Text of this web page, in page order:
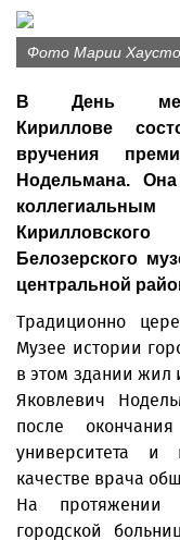
Фото Марии
В День
Кириллове
вручения
Нодельмана.
Белозерского
центральной
Традиционно
Музее истории
в этом здании жил
Яковлевич
после окончания
университета и
качестве врача
На протяжении
городской